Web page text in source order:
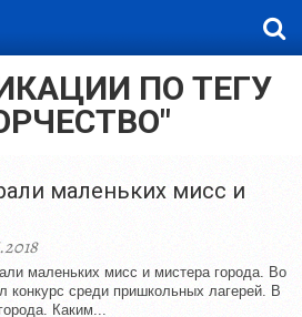
ПО ТЕГУ
маленьких мисс и
маленьких мисс и мистера города. Во
конкурс среди пришкольных лагерей. В
Каким...